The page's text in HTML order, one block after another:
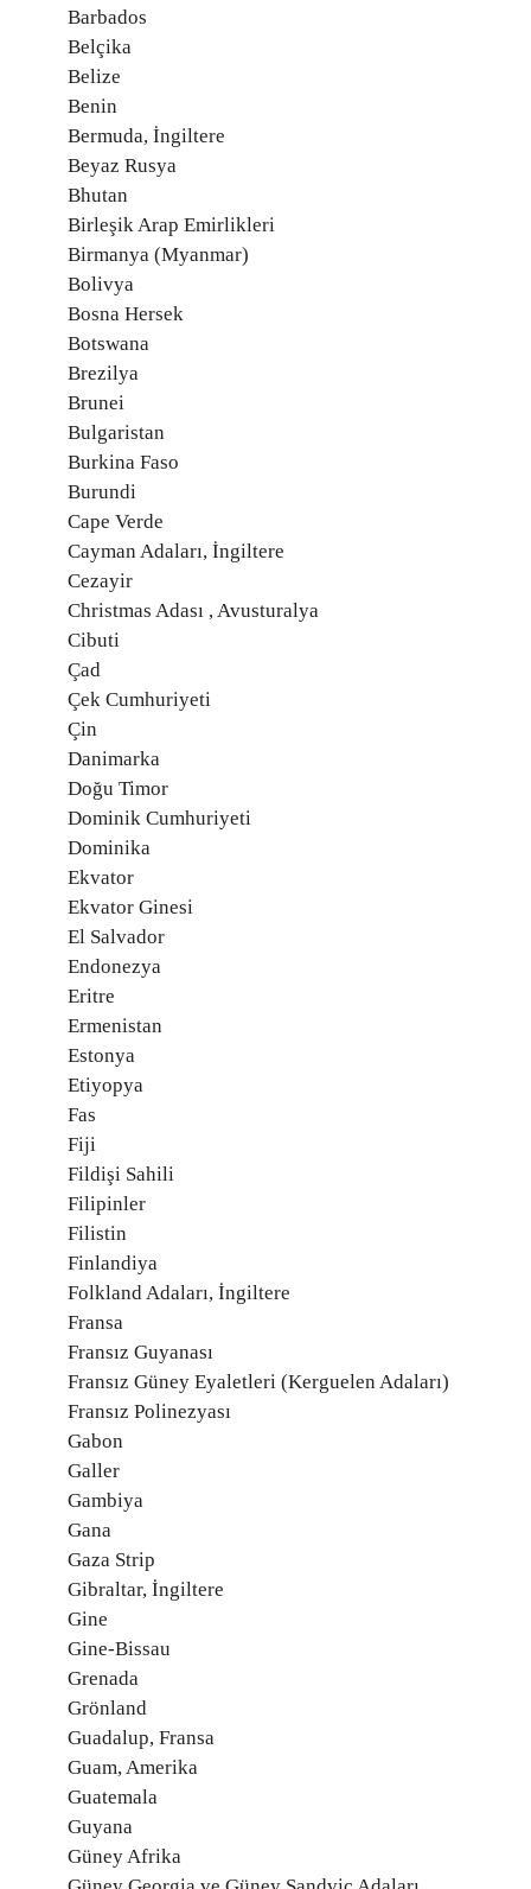
Barbados
Belçika
Belize
Benin
Bermuda, İngiltere
Beyaz Rusya
Bhutan
Birleşik Arap Emirlikleri
Birmanya (Myanmar)
Bolivya
Bosna Hersek
Botswana
Brezilya
Brunei
Bulgaristan
Burkina Faso
Burundi
Cape Verde
Cayman Adaları, İngiltere
Cezayir
Christmas Adası , Avusturalya
Cibuti
Çad
Çek Cumhuriyeti
Çin
Danimarka
Doğu Timor
Dominik Cumhuriyeti
Dominika
Ekvator
Ekvator Ginesi
El Salvador
Endonezya
Eritre
Ermenistan
Estonya
Etiyopya
Fas
Fiji
Fildişi Sahili
Filipinler
Filistin
Finlandiya
Folkland Adaları, İngiltere
Fransa
Fransız Guyanası
Fransız Güney Eyaletleri (Kerguelen Adaları)
Fransız Polinezyası
Gabon
Galler
Gambiya
Gana
Gaza Strip
Gibraltar, İngiltere
Gine
Gine-Bissau
Grenada
Grönland
Guadalup, Fransa
Guam, Amerika
Guatemala
Guyana
Güney Afrika